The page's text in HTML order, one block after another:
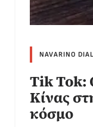
NAVARINO
Tik Tok:
Κίνας
κόσμο